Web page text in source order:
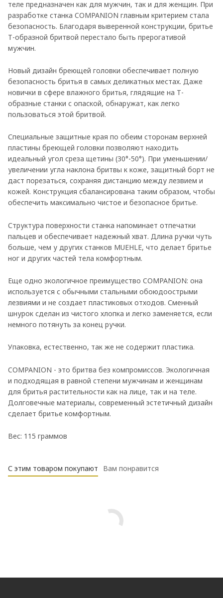
теле предназначен как для мужчин, так и для женщин. При
разработке станка COMPANION главным критерием стала
безопасность. Благодаря выверенной конструкции, бритье
Т-образной бритвой перестало быть прерогативой
мужчин.
Новый дизайн бреющей головки обеспечивает полную
безопасность бритья в самых деликатных местах. Даже
новички в сфере влажного бритья, глядящие на Т-
образные станки с опаской, обнаружат, как легко
пользоваться этой бритвой.
Специальные защитные края по обеим сторонам верхней
пластины бреющей головки позволяют находить
идеальный угол среза щетины (30°-50°). При уменьшении/
увеличении угла наклона бритвы к коже, защитный борт не
даст порезаться, сохраняя дистанцию между лезвием и
кожей. Конструкция сбалансирована таким образом, чтобы
обеспечить максимально чистое и безопасное бритье.
Структура поверхности станка напоминает отпечатки
пальцев и обеспечивает надежный хват. Длина ручки чуть
больше, чем у других станков MUEHLE, что делает бритье
ног и других частей тела комфортным.
Еще одно экологичное преимущество COMPANION: она
используется с обычными стальными обоюдоострыми
лезвиями и не создает пластиковых отходов. Сменный
шнурок сделан из чистого хлопка и легко заменяется, если
немного потянуть за конец ручки.
Упаковка, естественно, так же не содержит пластика.
COMPANION - это бритва без компромиссов. Экологичная
и подходящая в равной степени мужчинам и женщинам
для бритья растительности как на лице, так и на теле.
Долговечные материалы, современный эстетичный дизайн
сделает бритье комфортным.
Вес: 115 граммов
С этим товаром покупают Вам понравится